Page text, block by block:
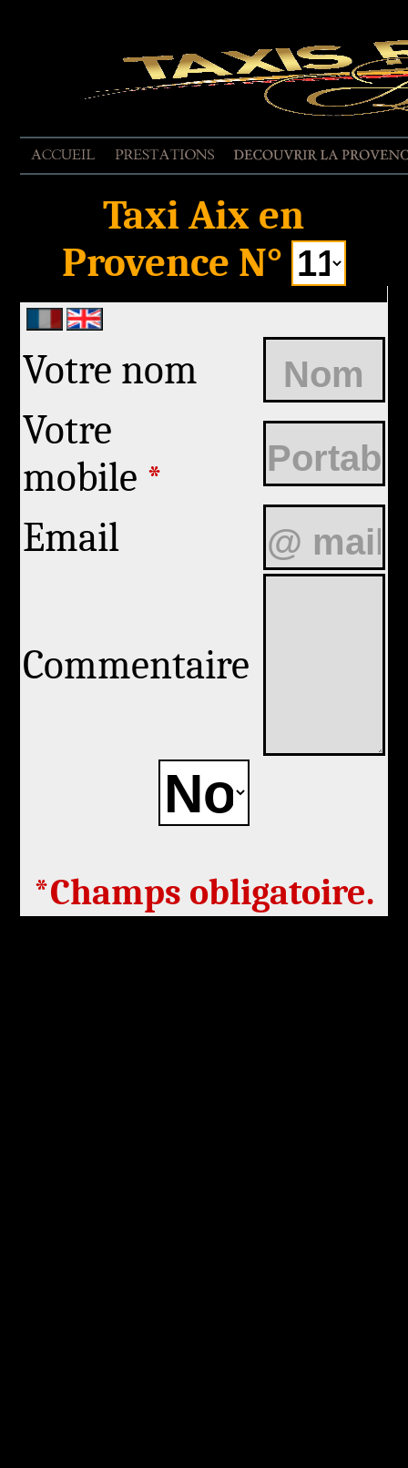
Taxi Aix en
Provence N°
Votre nom
Votre
mobile *
Email
Commentaire
*Champs obligatoire.